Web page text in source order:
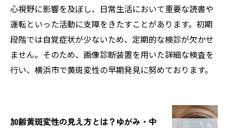
心視野に影響を及ぼし、日常生活において重要な読書や
運転といった活動に支障をきたすことがあります。初期
段階では自覚症状が少ないため、定期的な検診が欠かせ
ません。そのため、画像診断装置を用いた詳細な検査を
行い、横浜市で黄斑変性の早期発見に努めております。
加齢黄斑変性の見え方とは？ゆがみ・中